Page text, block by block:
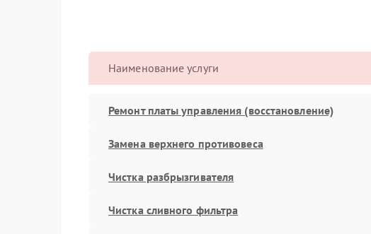
Наименование услуги
Ремонт платы управления (восстановление)
Замена верхнего противовеса
Чистка разбрызгивателя
Чистка сливного фильтра